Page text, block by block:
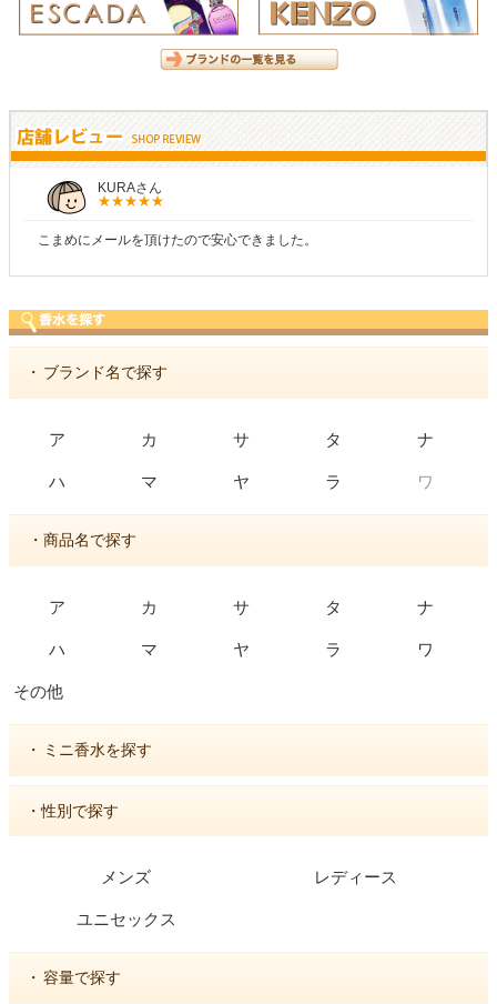
KURAさん
こまめにメールを頂けたので安心できました。
・ ブランド名で探す
ア カ サ タ ナ
ハ マ ヤ ラ ワ
・商品名で探す
ア カ サ タ ナ
ハ マ ヤ ラ ワ
その他
・ ミニ香水を探す
・性別で探す
メンズ レディース
ユニセックス
・ 容量で探す